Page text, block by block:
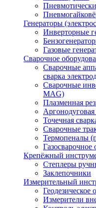
Генераторы
Инверторные
Газовые
Сварочное
Сварочные
сварка
Сварочные
MAG)
Плазменная
Точечная
Сварочные
Термопеналы
Газосварочное
Крепёжный
Степлеры
Заклепочники
Измерительный
Геодезическое
Измерители